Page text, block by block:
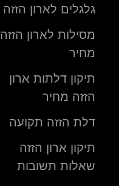
גלגלים לארון הזזה
מסילות לארון הזזה
מחיר
תיקון דלתות ארון
הזזה מחיר
דלת הזזה תקועה
תיקון ארון הזזה
שאלות תשובות